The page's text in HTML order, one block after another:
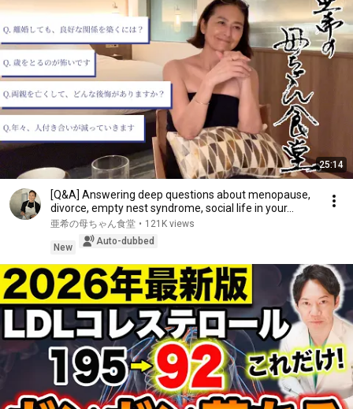
25:14
[Q&A] Answering deep questions about menopause,
divorce, empty nest syndrome, social life in your...
亜希の母ちゃん食堂 • 121K views
New
Auto-dubbed